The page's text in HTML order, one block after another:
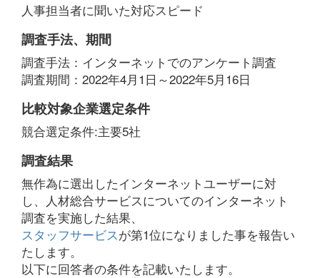
人事担当者に聞いた対応スピード
調査手法、期間
調査手法：インターネットでのアンケート調査
調査期間：2022年4月1日～2022年5月16日
比較対象企業選定条件
競合選定条件:主要5社
調査結果
無作為に選出したインターネットユーザーに対
し、人材総合サービスについてのインターネット
調査を実施した結果、
スタッフサービスが第1位になりました事を報告い
たします。
以下に回答者の条件を記載いたします。